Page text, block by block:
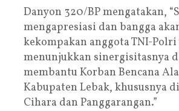
Danyon 320/BP mengatakan,
mengapresiasi dan bangga
kekompakan anggota TNI-
menunjukkan sinergisitasnya
membantu Korban Bencana
Kabupaten Lebak, khususnya
Cihara dan Panggarangan.”